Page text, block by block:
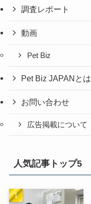
調査レポート
動画
Pet Biz
Pet Biz JAPANとは
お問い合わせ
広告掲載について
人気記事トップ5